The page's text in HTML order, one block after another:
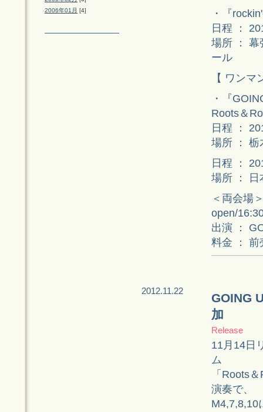
2006年01月 [4]
・『
日程 ：
場所 ： 幕
ール
【 ワンマ
・『
Roots＆
日程 ：
場所 ： 栃
日程 ：
場所 ： 日
＜両会場
open/
出演 ：
料金 ：
2012.11.22
GOING
加
Release
11月14日
ム
「Roots
演奏で、
M4,7,8,10